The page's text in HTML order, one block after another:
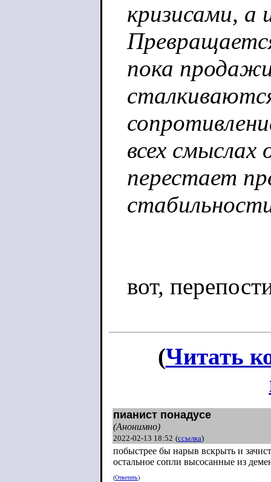
кризисами, а
пока
всех
перестает
вот,
(Читать
пианист понадусе
(Анонимно)
2022-02-13 18:52 (ссылка)
побыстрее бы нарыв вскрыть и
остальное сопли высосанные из
(Ответить)